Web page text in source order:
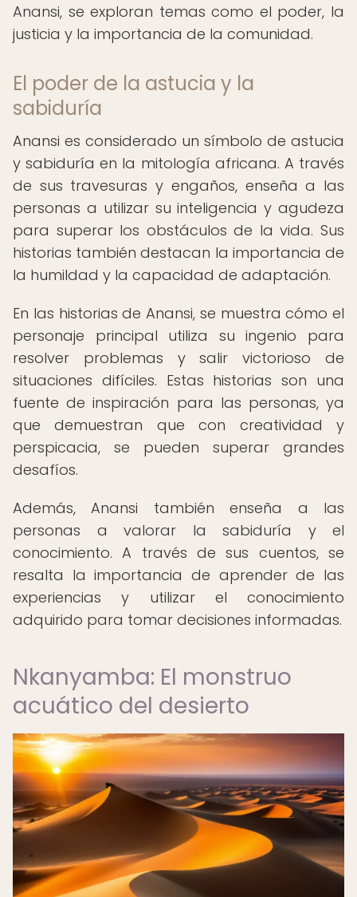
Anansi, se exploran temas como el poder, la
justicia y la importancia de la comunidad.
El poder de la astucia y la
sabiduría
Anansi es considerado un símbolo de astucia
y sabiduría en la mitología africana. A través
de sus travesuras y engaños, enseña a las
personas a utilizar su inteligencia y agudeza
para superar los obstáculos de la vida. Sus
historias también destacan la importancia de
la humildad y la capacidad de adaptación.
En las historias de Anansi, se muestra cómo el
personaje principal utiliza su ingenio para
resolver problemas y salir victorioso de
situaciones difíciles. Estas historias son una
fuente de inspiración para las personas, ya
que demuestran que con creatividad y
perspicacia, se pueden superar grandes
desafíos.
Además, Anansi también enseña a las
personas a valorar la sabiduría y el
conocimiento. A través de sus cuentos, se
resalta la importancia de aprender de las
experiencias y utilizar el conocimiento
adquirido para tomar decisiones informadas.
Nkanyamba: El monstruo
acuático del desierto